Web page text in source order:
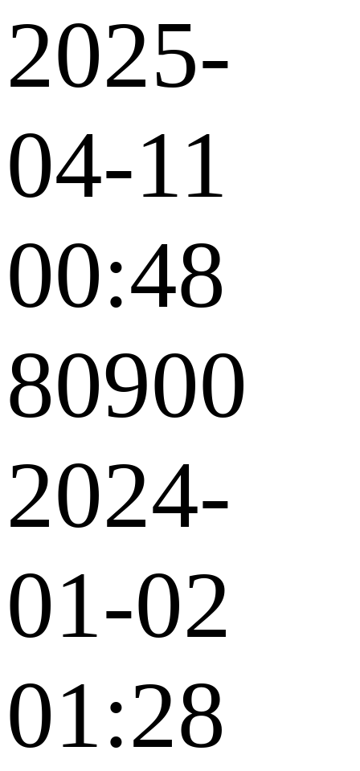
2025-
04-11
00:48
80900
2024-
01-02
01:28